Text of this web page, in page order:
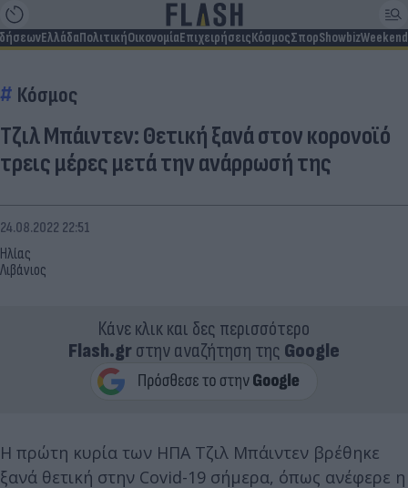
ΕλλάδαΠολιτικήΟικονομίαΕπιχειρήσειςΚόσμοςΣπορShowbizWeekend
Κόσμος
Τζιλ Μπάιντεν: Θετική ξανά στον κορονoϊό
τρεις μέρες μετά την ανάρρωσή της
Ηλίας
Λιβάνιος
24.08.2022 22:51
Κάνε κλικ και δες περισσότερο
Flash.grστην αναζήτηση της Google
Η πρώτη κυρία των ΗΠΑ Τζιλ Μπάιντεν βρέθηκε
ξανά θετική στην Covid-19 σήμερα, όπως ανέφερε η